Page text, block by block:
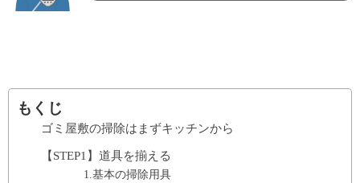
もくじ
ゴミ屋敷の掃除はまずキッチンから
【STEP1】道具を揃える
1.基本の掃除用具